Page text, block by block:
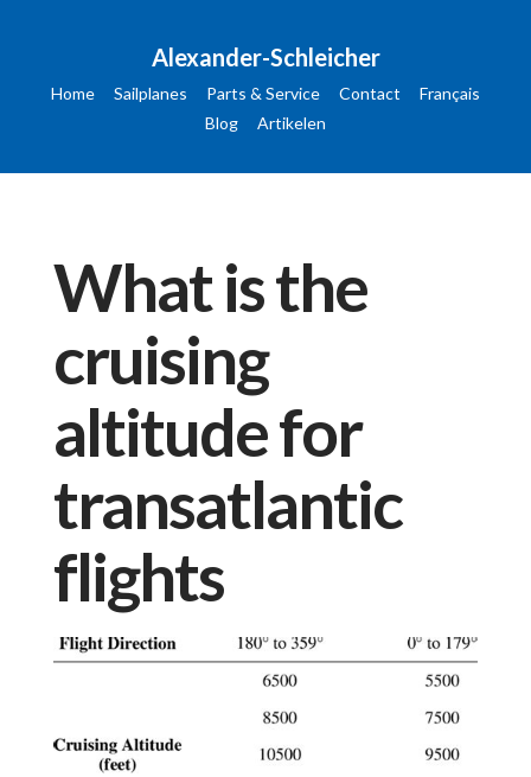
Alexander-Schleicher
Home Sailplanes Parts & Service Contact
Français
Blog
Artikelen
What is the
cruising
altitude for
transatlantic
flights